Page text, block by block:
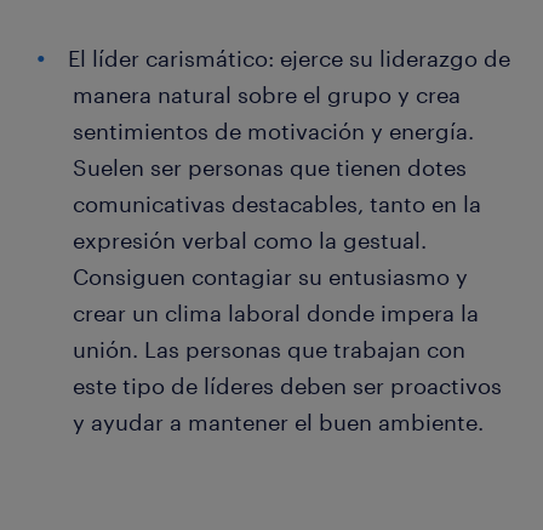
El líder carismático: ejerce su liderazgo de
manera natural sobre el grupo y crea
sentimientos de motivación y energía.
Suelen ser personas que tienen dotes
comunicativas destacables, tanto en la
expresión verbal como la gestual.
Consiguen contagiar su entusiasmo y
crear un clima laboral donde impera la
unión. Las personas que trabajan con
este tipo de líderes deben ser proactivos
y ayudar a mantener el buen ambiente.